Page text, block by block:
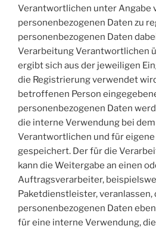
Verantwortlichen unter Angabe
personenbezogenen Daten zu
personenbezogenen Daten
Verarbeitung Verantwortlichen
ergibt sich aus der jeweiligen
die Registrierung verwendet
betroffenen Person
personenbezogenen Daten
die interne Verwendung bei
Verantwortlichen und für eigene
gespeichert. Der für die
kann die Weitergabe an einen
Auftragsverarbeiter,
Paketdienstleister, veranlassen,
personenbezogenen Daten
für eine interne Verwendung,